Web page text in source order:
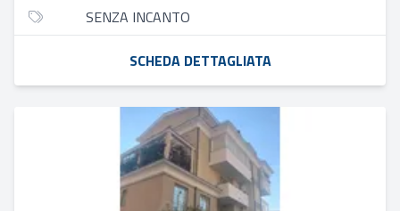
SENZA INCANTO
SCHEDA DETTAGLIATA